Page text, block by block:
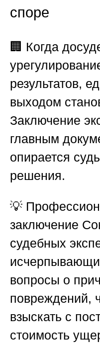
споре
🏢 Когда
результатов,
выходом
Заключение
главным
опирается
решения.
💡
заключение
судебных
вопросы о
повреждений,
взыскать с
стоимость